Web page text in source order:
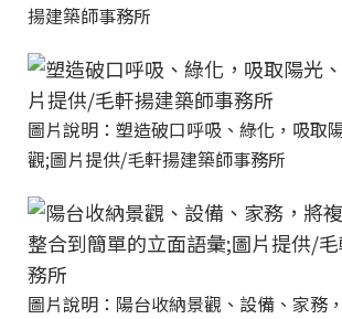
揚建築師事務所
圖片說明：塑造破口呼吸、綠化，吸取
觀;圖片提供/毛軒揚建築師事務所
圖片說明：陽台收納景觀、設備、家務